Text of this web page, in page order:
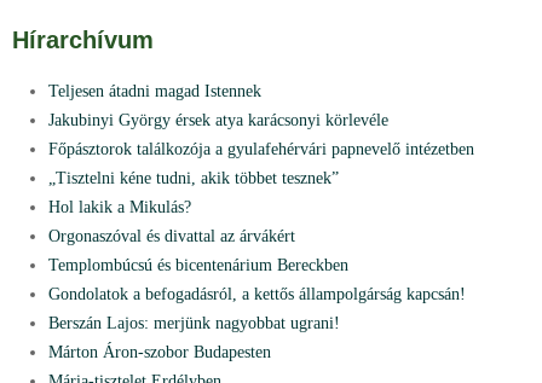
Hírarchívum
Teljesen átadni magad Istennek
Jakubinyi György érsek atya karácsonyi körlevéle
Főpásztorok találkozója a gyulafehérvári papnevelő intézetben
„Tisztelni kéne tudni, akik többet tesznek”
Hol lakik a Mikulás?
Orgonaszóval és divattal az árvákért
Templombúcsú és bicentenárium Bereckben
Gondolatok a befogadásról, a kettős állampolgárság kapcsán!
Berszán Lajos: merjünk nagyobbat ugrani!
Márton Áron-szobor Budapesten